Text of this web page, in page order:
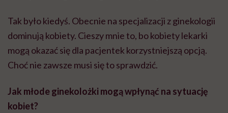
Tak było kiedyś. Obecnie na specjalizacji z ginekologii
dominują kobiety. Cieszy mnie to, bo kobiety lekarki
mogą okazać się dla pacjentek korzystniejszą opcją.
Choć nie zawsze musi się to sprawdzić.
Jak młode ginekolożki mogą wpłynąć na sytuację
kobiet?